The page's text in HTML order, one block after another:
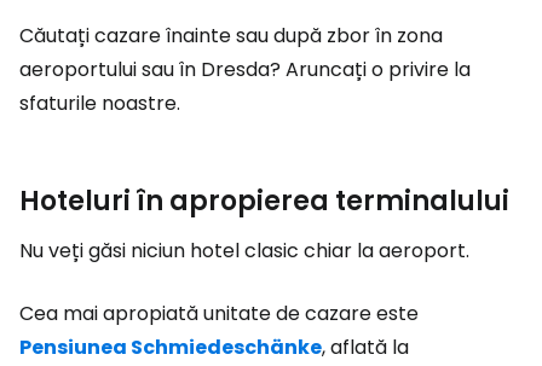
Căutați cazare înainte sau după zbor în zona
aeroportului sau în Dresda? Aruncați o privire la
sfaturile noastre.
Hoteluri în apropierea terminalului
Nu veți găsi niciun hotel clasic chiar la aeroport.
Cea mai apropiată unitate de cazare este
Pensiunea Schmiedeschänke, aflată la